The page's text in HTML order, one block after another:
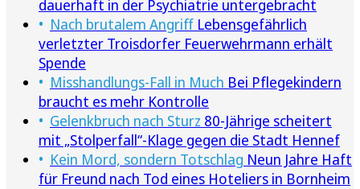
dauerhaft in der Psychiatrie untergebracht
Nach brutalem Angriff Lebensgefährlich
verletzter Troisdorfer Feuerwehrmann erhält
Spende
Misshandlungs-Fall in Much Bei Pflegekindern
braucht es mehr Kontrolle
Gelenkbruch nach Sturz 80-Jährige scheitert
mit „Stolperfall“-Klage gegen die Stadt Hennef
Kein Mord, sondern Totschlag Neun Jahre Haft
für Freund nach Tod eines Hoteliers in Bornheim